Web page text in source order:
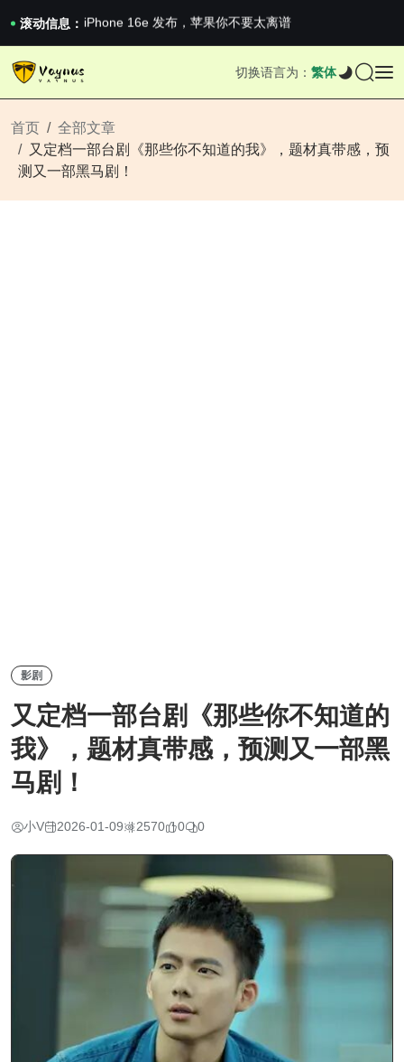
滚动信息： 2026澳网男单收官：全满贯对上全满亚，德约...
《巅峰守卫 Highguard》正式上线，官...
iPhone 16e 发布，苹果你不要太离谱
iPhone 16e 发布，苹果你不要太离谱
切换语言为： 繁体
首页
全部文章
又定档一部台剧《那些你不知道的我》，题材真带感，预
测又一部黑马剧！
影剧
又定档一部台剧《那些你不知道的
我》，题材真带感，预测又一部黑
马剧！
小V 2026-01-09 2570 0 0